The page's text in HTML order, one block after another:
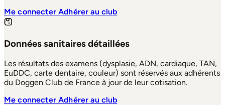
Me connecterAdhérer au club
Données sanitaires détaillées
Les résultats des examens (dysplasie, ADN, cardiaque, TAN,
EuDDC, carte dentaire, couleur) sont réservés aux adhérents
du Doggen Club de France à jour de leur cotisation.
Me connecterAdhérer au club